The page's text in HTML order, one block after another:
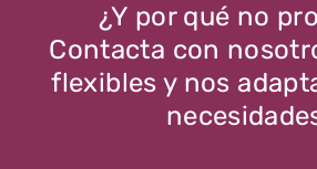
¿Y por qué no
Contacta con
flexibles y nos